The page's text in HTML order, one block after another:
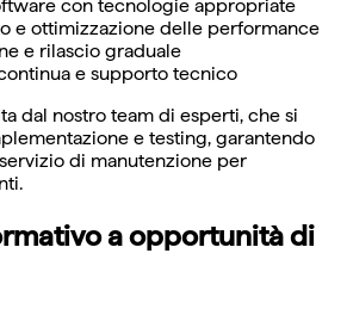
con tecnologie appropriate
e ottimizzazione delle performance
e rilascio graduale
e supporto tecnico
dal nostro team di esperti, che si
e testing, garantendo
di manutenzione per
a opportunità di